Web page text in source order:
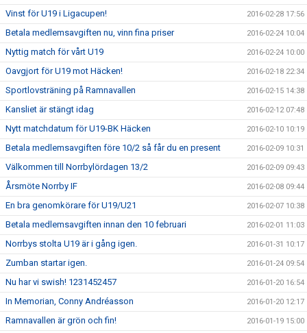
Vinst för U19 i Ligacupen! 2016-02-28 17:56
Betala medlemsavgiften nu, vinn fina priser 2016-02-24 10:04
Nyttig match för vårt U19 2016-02-24 10:00
Oavgjort för U19 mot Häcken! 2016-02-18 22:34
Sportlovsträning på Ramnavallen 2016-02-15 14:38
Kansliet är stängt idag 2016-02-12 07:48
Nytt matchdatum för U19-BK Häcken 2016-02-10 10:19
Betala medlemsavgiften före 10/2 så får du en present 2016-02-09 10:31
Välkommen till Norrbylördagen 13/2 2016-02-09 09:43
Årsmöte Norrby IF 2016-02-08 09:44
En bra genomkörare för U19/U21 2016-02-07 10:38
Betala medlemsavgiften innan den 10 februari 2016-02-01 11:03
Norrbys stolta U19 är i gång igen. 2016-01-31 10:17
Zumban startar igen. 2016-01-24 09:54
Nu har vi swish! 1231452457 2016-01-20 16:54
In Memorian, Conny Andréasson 2016-01-20 12:17
Ramnavallen är grön och fin! 2016-01-19 15:00